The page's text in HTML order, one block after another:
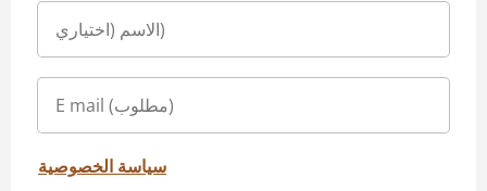
سياسة الخصوصية